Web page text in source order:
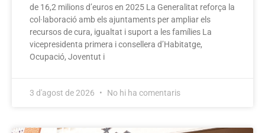
de 16,2 milions d’euros en 2025 La Generalitat reforça la
col·laboració amb els ajuntaments per ampliar els
recursos de cura, igualtat i suport a les famílies La
vicepresidenta primera i consellera d’Habitatge,
Ocupació, Joventut i
3 d'agost de 2026 No hi ha comentaris